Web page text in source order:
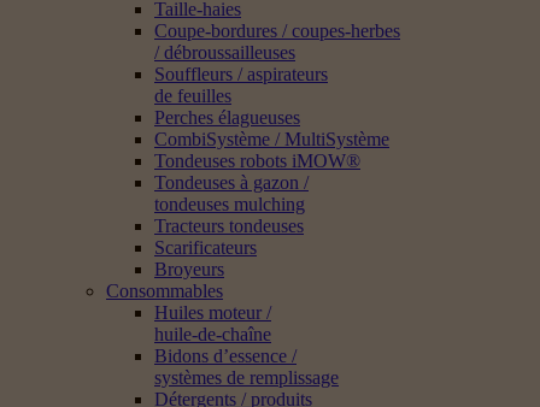
Taille-haies
Coupe-bordures / coupes-herbes
/ débroussailleuses
Souffleurs / aspirateurs
de feuilles
Perches élagueuses
CombiSystème / MultiSystème
Tondeuses robots iMOW®
Tondeuses à gazon /
tondeuses mulching
Tracteurs tondeuses
Scarificateurs
Broyeurs
Consommables
Huiles moteur /
huile-de-chaîne
Bidons d’essence /
systèmes de remplissage
Détergents / produits